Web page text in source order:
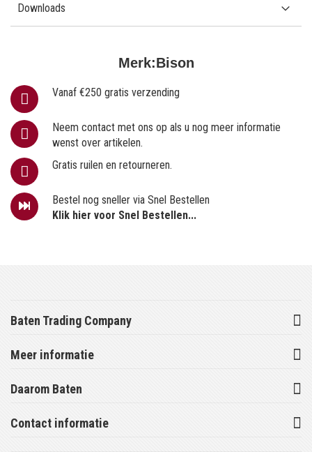
Merk:Bison
Vanaf €250 gratis verzending
Neem contact met ons op als u nog meer informatie
wenst over artikelen.
Gratis ruilen en retourneren.
Bestel nog sneller via Snel Bestellen
Klik hier voor Snel Bestellen...
Downloads
Baten Trading Company
Meer informatie
Daarom Baten
Contact informatie